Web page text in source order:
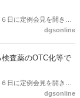
日に定例会見を開き、
影響」の調査結果を公
dgsonline
検査薬のOTC化等で
日に定例会見を開き、
要望書」を厚生労働省 医
dgsonline